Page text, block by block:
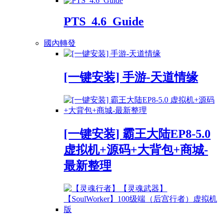
PTS_4.6_Guide
國內轉發
[一键安装] 手游-天道情缘
[一键安装] 霸王大陆EP8-5.0
虚拟机+源码+大背包+商城-
最新整理